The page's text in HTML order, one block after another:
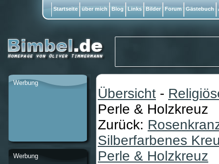
Übersicht -
Perle & Holzkreuz
Zurück:
Silberfarbenes
Perle & Holzkreuz
Werbung
Werbung
Startseite über mich Blog Links Bilder Forum Gästebuch